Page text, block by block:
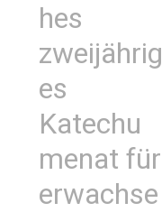
hes
zweijährig
es
Katechu
menat für
erwachse